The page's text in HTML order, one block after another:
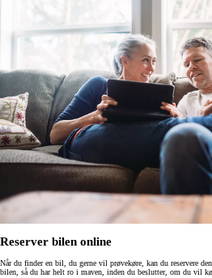
Reserver bilen online
Når du finder en bil, du gerne vil prøvekøre, kan du reservere
bilen, så du har helt ro i maven, inden du beslutter, om du vil